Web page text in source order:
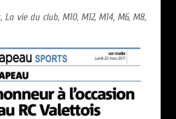
, La vie du club, M10, M12, M14, M6, M8,